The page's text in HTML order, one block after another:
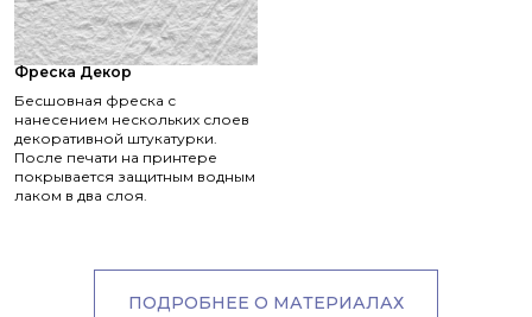
Фреска Декор
Бесшовная фреска с
нанесением нескольких слоев
декоративной штукатурки.
После печати на принтере
покрывается защитным водным
лаком в два слоя.
ПОДРОБНЕЕ О МАТЕРИАЛАХ